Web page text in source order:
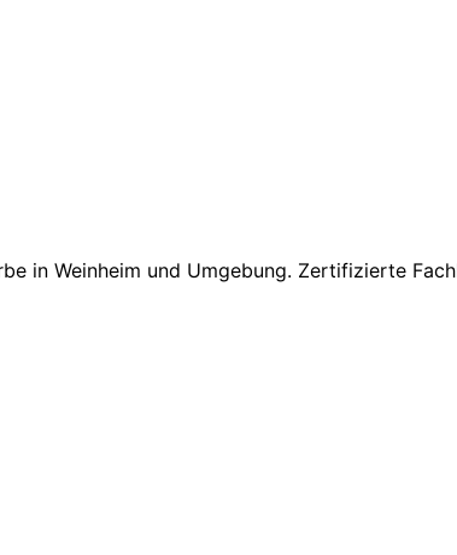
in Weinheim und Umgebung. Zertifizierte